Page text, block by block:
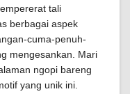
tali
berbagai aspek
cuma-penuh-
mengesankan. Mari
ngopi bareng
yang unik ini.